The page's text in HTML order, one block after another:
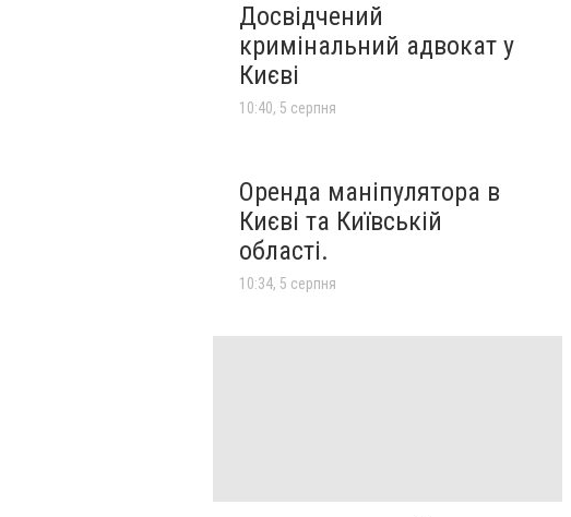
Досвідчений
кримінальний адвокат у
Києві
10:40, 5 серпня
Оренда маніпулятора в
Києві та Київській
області.
10:34, 5 серпня